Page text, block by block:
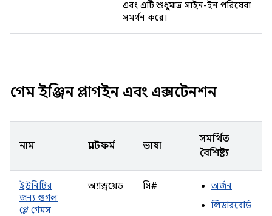
এবং এটি শুধুমাত্র সাইন-ইন পরিষেবা
সমর্থন করে।
গেম ইঞ্জিন প্লাগইন এবং এক্সটেনশন
নাম প্ল্যাটফর্ম ভাষা
সমর্থিত
বৈশিষ্ট্য
ইউনিটির
জন্য গুগল
প্লে গেমস
অ্যান্ড্রয়েড সি#
অর্জন
লিডারবোর্ড